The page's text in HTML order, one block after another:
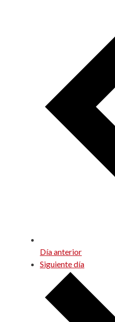
Día anterior
Siguiente día